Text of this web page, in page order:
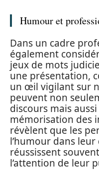
Humour et
Dans un cadre
également
jeux de mots
une présentation,
un œil vigilant sur
peuvent non
discours mais
mémorisation des
révèlent que les
l’humour dans
réussissent
l’attention de leur